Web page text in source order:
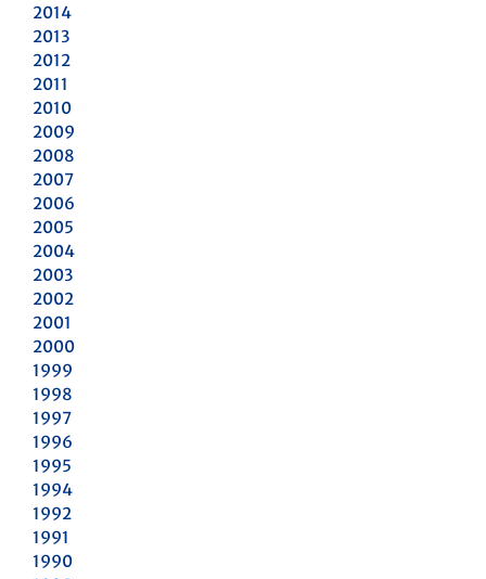
2014
2013
2012
2011
2010
2009
2008
2007
2006
2005
2004
2003
2002
2001
2000
1999
1998
1997
1996
1995
1994
1992
1991
1990